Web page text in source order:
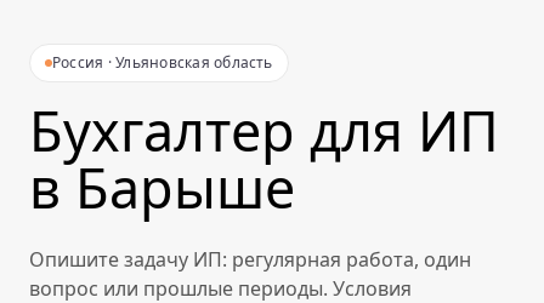
Россия · Ульяновская область
Бухгалтер для ИП
в Барыше
Опишите задачу ИП: регулярная работа, один
вопрос или прошлые периоды. Условия